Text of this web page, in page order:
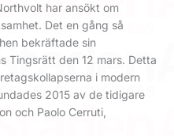
har ansökt om
Det en gång så
bekräftade sin
Tingsrätt den 12 mars. Detta
i modern
2015 av de tidigare
och Paolo Cerruti,